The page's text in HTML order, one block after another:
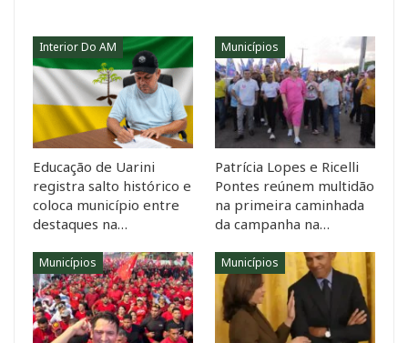
Interior Do AM
Educação de Uarini
registra salto histórico e
coloca município entre
destaques na…
Municípios
Patrícia Lopes e Ricelli
Pontes reúnem multidão
na primeira caminhada
da campanha na…
Municípios Municípios